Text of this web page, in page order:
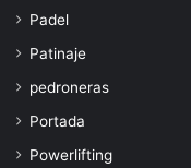
Padel
Patinaje
pedroneras
Portada
Powerlifting